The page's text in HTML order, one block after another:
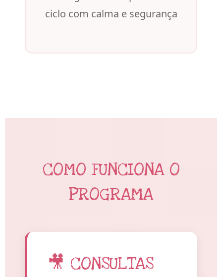
ciclo com calma e segurança
COMO FUNCIONA O
PROGRAMA
🎥 CONSULTAS